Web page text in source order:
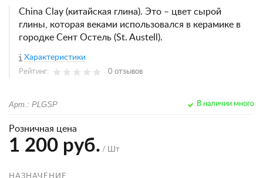
China Clay (китайская глина). Это – цвет сырой
глины, которая веками использовался в керамике в
городке Сент Остель (St. Austell).
Характеристики
Рейтинг: 0 отзывов
Арт.: PLGSP В наличии много
Розничная цена
1 200 руб. / Шт